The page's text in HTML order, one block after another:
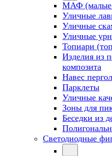
МАФ (малые
Уличные
Уличные
Уличные
Топиари
Изделия из
композита
Навес
Парклеты
Уличные
Зоны для
Беседки из
Светодиодные